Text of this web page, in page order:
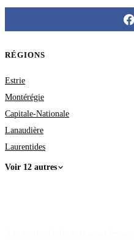
RÉGIONS
Estrie
Montérégie
Capitale-Nationale
Lanaudière
Laurentides
Voir 12 autres